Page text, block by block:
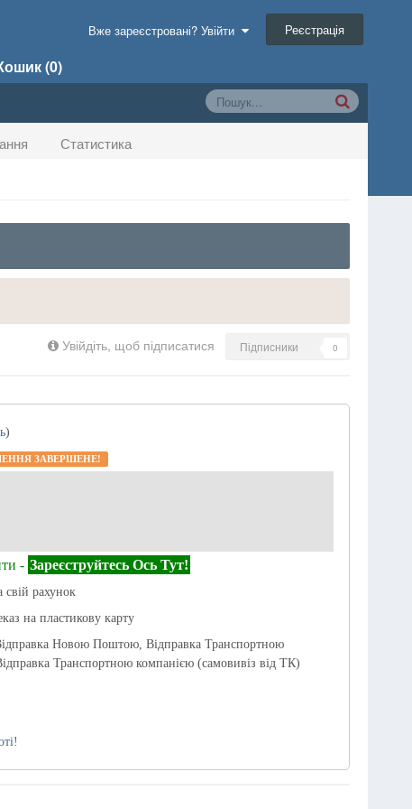
(0)
Вже зареєстровані? Увійти Реєстрація
Статистика
Увійдіть, щоб підписатися Підписники 0
)
ЗАВЕРШЕНЕ!
- Зареєструйтесь Ось Тут!
свій рахунок
на пластикову карту
Новою Поштою, Відправка Транспортною
Транспортною компанією (самовивіз від ТК)